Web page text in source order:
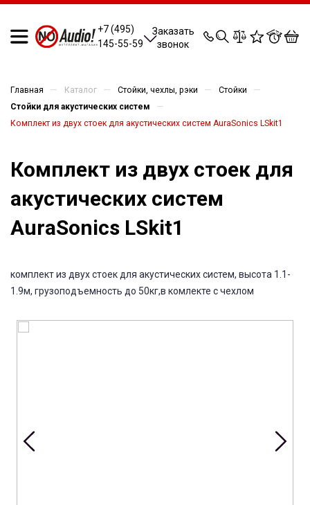
+7 (495)
145-55-59
Заказать
звонок
0 0 0 0
Главная — Каталог — Стойки, чехлы, рэки — Стойки —
Стойки для акустических систем —
Комплект из двух стоек для акустических систем AuraSonics LSkit1
Комплект из двух стоек для
акустических систем
AuraSonics LSkit1
комплект из двух стоек для акустических систем, высота 1.1-
1.9м, грузоподъемность до 50кг,в комлекте с чехлом